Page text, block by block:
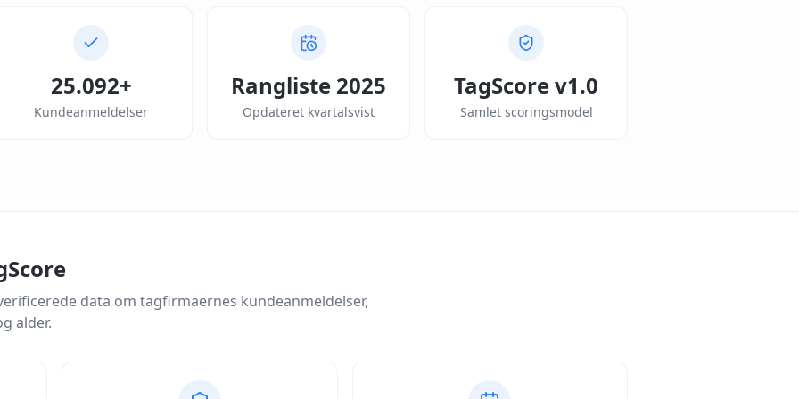
25.092+
Kundeanmeldelser
Rangliste 2025
Opdateret kvartalsvist
TagScore v1.0
Samlet scoringsmodel
data om tagfirmaernes kundeanmeldelser,
alder.